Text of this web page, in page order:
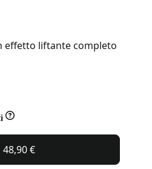
effetto liftante completo
€